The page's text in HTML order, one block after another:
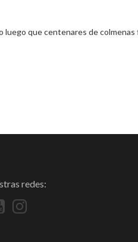
que centenares de
redes: